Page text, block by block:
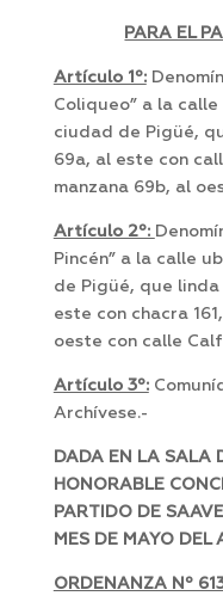
PARA EL
Artículo 1º:
Coliqueo” a la
ciudad de Pigüé,
69a, al este con
manzana 69b, al
Artículo 2º:
Pincén” a la calle
de Pigüé, que
este con chacra
oeste con calle
Artículo 3º:
Archívese.-
DADA EN LA SALA
HONORABLE
PARTIDO DE
MES DE MAYO DEL
ORDENANZA Nº